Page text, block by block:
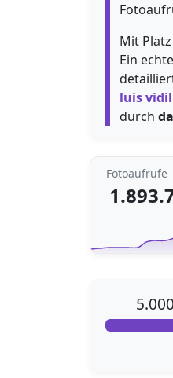
Mit Platz
Ein
luis
durch
Fotoaufrufe